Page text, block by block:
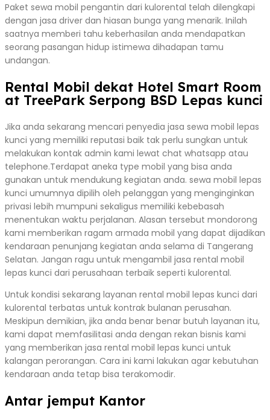
Paket sewa mobil pengantin dari kulorental telah dilengkapi
dengan jasa driver dan hiasan bunga yang menarik. Inilah
saatnya memberi tahu keberhasilan anda mendapatkan
seorang pasangan hidup istimewa dihadapan tamu
undangan.
Rental Mobil dekat Hotel Smart Room
at TreePark Serpong BSD Lepas kunci
Jika anda sekarang mencari penyedia jasa sewa mobil lepas
kunci yang memiliki reputasi baik tak perlu sungkan untuk
melakukan kontak admin kami lewat chat whatsapp atau
telephone.Terdapat aneka type mobil yang bisa anda
gunakan untuk mendukung kegiatan anda. sewa mobil lepas
kunci umumnya dipilih oleh pelanggan yang menginginkan
privasi lebih mumpuni sekaligus memiliki kebebasah
menentukan waktu perjalanan. Alasan tersebut mondorong
kami memberikan ragam armada mobil yang dapat dijadikan
kendaraan penunjang kegiatan anda selama di Tangerang
Selatan. Jangan ragu untuk mengambil jasa rental mobil
lepas kunci dari perusahaan terbaik seperti kulorental.
Untuk kondisi sekarang layanan rental mobil lepas kunci dari
kulorental terbatas untuk kontrak bulanan perusahan.
Meskipun demikian, jika anda benar benar butuh layanan itu,
kami dapat memfasilitasi anda dengan rekan bisnis kami
yang memberikan jasa rental mobil lepas kunci untuk
kalangan perorangan. Cara ini kami lakukan agar kebutuhan
kendaraan anda tetap bisa terakomodir.
Antar jemput Kantor